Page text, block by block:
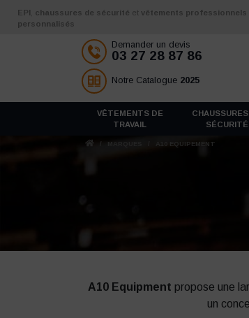
Aller au contenu
EPI chaussures de sécurité et vêtements professionnels
personnalisés
Demander un devis
03 27 28 87 86
Notre Catalogue 2025
VÊTEMENTS DE
TRAVAIL
SÉCURITÉ
/ MARQUES A10 EQUIPEMENT
A10 Equipment propose une
un